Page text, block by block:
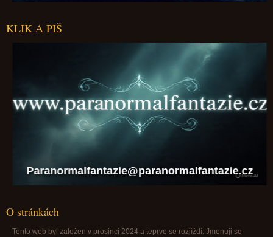
KLIK A PIŠ
Paranormalfantazie@paranormalfantazie.cz
O stránkách
Tento web byl založen v prosinci 2024 a teprve se rozjíždí. Jmenuji se